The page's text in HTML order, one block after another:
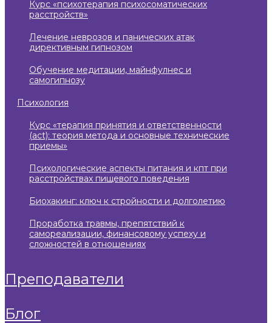
курс «психотерапия психосоматических
расстройств»
лечение неврозов и панических атак
директивным гипнозом
обучение медитации, майнфулнес и
самогипнозу
психология
курс «терапия принятия и ответственности
(act): теория метода и основные технические
приемы»
психологические аспекты питания и кпт при
расстройствах пищевого поведения
биохакинг: ключ к стройности и долголетию
проработка травмы, препятствий к
самореализации, финансовому успеху и
сложностей в отношениях
преподаватели
блог